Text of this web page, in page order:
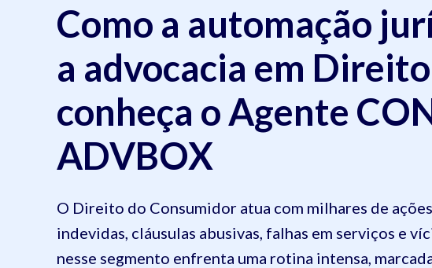
Como a automação
a advocacia em
conheça o Agente
ADVBOX
O Direito do Consumidor atua com milhares de
indevidas, cláusulas abusivas, falhas em serviços e
nesse segmento enfrenta uma rotina intensa,